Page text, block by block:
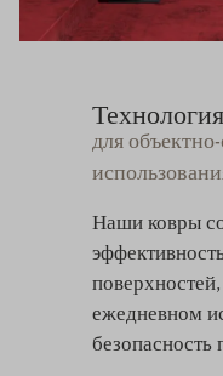
для
Наши ковры
ежедневном
безопасность